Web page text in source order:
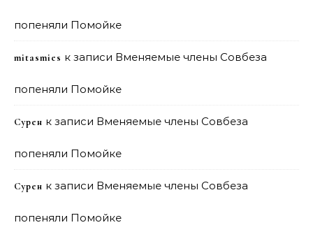
попеняли Помойке
mitasmies к записи Вменяемые члены Совбеза
попеняли Помойке
Сурен к записи Вменяемые члены Совбеза
попеняли Помойке
Сурен к записи Вменяемые члены Совбеза
попеняли Помойке